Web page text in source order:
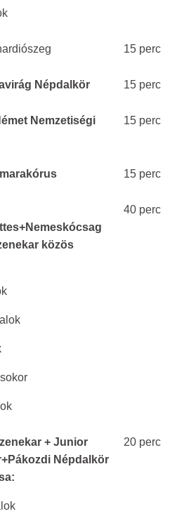
15 perc
Népdalkör 15 perc
Nemzetiségi
15 perc
15 perc
közös
40 perc
+ Junior
Népdalkör
20 perc